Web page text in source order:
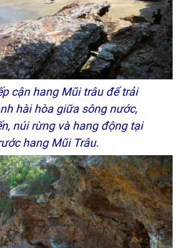
cận hang Mũi trâu để trải
hài hòa giữa sông nước,
núi rừng và hang động tại
hang Mũi Trâu.